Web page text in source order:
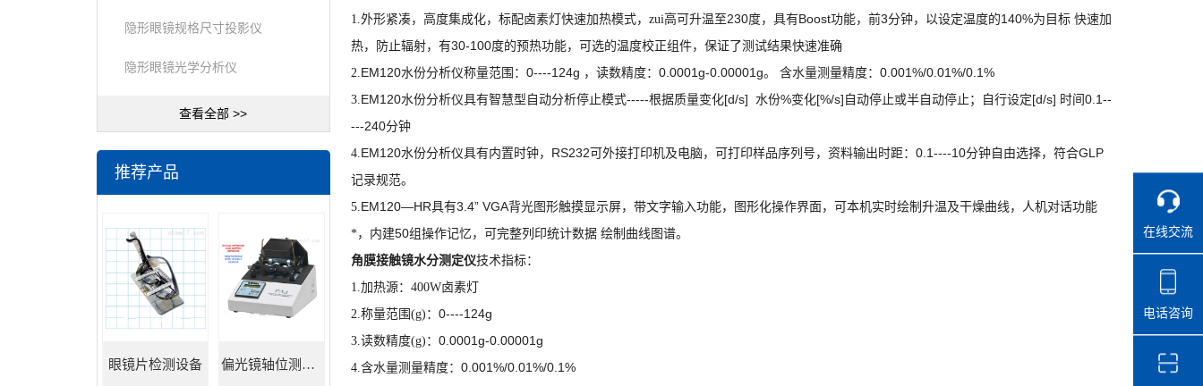
隐形眼镜规格尺寸投影仪
隐形眼镜光学分析仪
查看全部 >>
推荐产品
眼镜片检测设备 偏光镜轴位测试仪
1.外形紧凑，高度集成化，标配卤素灯快速加热模式，zui高可升温至230度，具有Boost功能，前3分钟，以设定温度的140%为目标 快速加
热，防止辐射，有30-100度的预热功能，可选的温度校正组件，保证了测试结果快速准确
2.EM120水份分析仪称量范围： 0----124g ， 读数精度： 0.0001g-0.00001g。 含水量测量精度： 0.001%/0.01%/0.1%
3.EM120水份分析仪具有智慧型自动分析停止模式-----根据质量变化[d/s] 水份%变化[%/s] 自动停止或半自动停止；自行设定[d/s] 时间 0.1--
---240分钟
4.EM120水份分析仪具有内置时钟， RS232 可外接打印机及电脑，可打印样品序列号，资料输出时距： 0.1----10分钟自由选择，符合GLP
记录规范。
5.EM120—HR具有3.4”VGA背光图形触摸显示屏，带文字输入功能，图形化操作界面，可本机实时绘制升温及干燥曲线，人机对话功能
*，内建50组操作记忆，可完整列印统计数据 绘制曲线图谱。
角膜接触镜水分测定仪技术指标：
1.加热源：400W卤素灯
2.称量范围(g) ： 0----124g
3.读数精度(g) ： 0.0001g-0.00001g
4.含水量测量精度： 0.001%/0.01%/0.1%
在线交流
电话咨询